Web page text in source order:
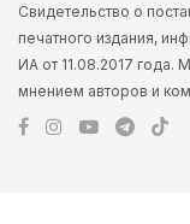
Свидетельство о
печатного издания,
ИА от 11.08.2017 года.
мнением авторов и